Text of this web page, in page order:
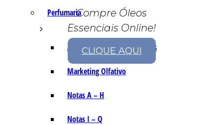
Perfumaria
As Notas e Famílias Olfativas
Marketing Olfativo
Notas A – H
Notas I – Q
Compre Óleos
Essenciais Online!
CLIQUE AQUI